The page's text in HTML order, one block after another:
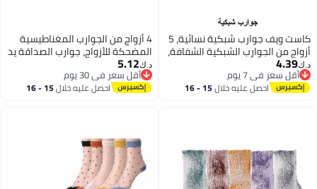
كاست ويف جوارب شبكية نسائية، 5
أزواج من الجوارب الشبكية الشفافة،
جوارب تول، جوارب متدلية مبتكرة
د.ك‏4.39
أقل سعر في 7 يوم
أقل سعر في 7 يوماحصل عليه خلال 15 - 16
4 أزواج من الجوارب المغناطيسية
المضحكة للأزواج، جوارب الصداقة يد
بيد للأم، الأب، والأطفال - جوارب
متطابقة للجنسين متوسطة الطول
للمتعة العائلية!
د.ك‏5.12
أقل سعر في 30 يوم
أقل سعر في 30 يوماحصل عليه خلال 15 - 16